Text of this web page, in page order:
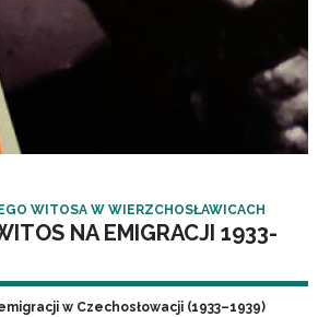
WITOSA W WIERZCHOSŁAWICACH
NA EMIGRACJI 1933-
w Czechosłowacji (1933–1939)